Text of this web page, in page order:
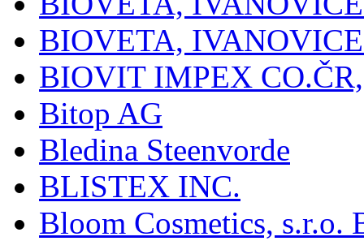
BIOVETA,
BIOVIT IMPEX
Bitop AG
Bledina Steenvorde
BLISTEX INC.
Bloom Cosmetics, s.r.o.